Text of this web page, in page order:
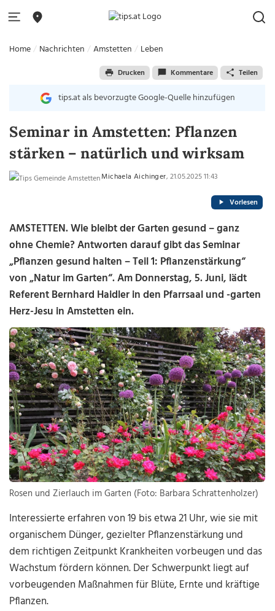
Home Nachrichten Amstetten Leben
Drucken Kommentare Teilen
tips.at als bevorzugte Google-Quelle hinzufügen
Seminar in Amstetten: Pflanzen
stärken – natürlich und wirksam
Michaela Aichinger, 21.05.2025 11:43
Vorlesen
AMSTETTEN. Wie bleibt der Garten gesund – ganz
ohne Chemie? Antworten darauf gibt das Seminar
„Pflanzen gesund halten – Teil 1: Pflanzenstärkung“
von „Natur im Garten“. Am Donnerstag, 5. Juni, lädt
Referent Bernhard Haidler in den Pfarrsaal und -garten
Herz-Jesu in Amstetten ein.
Rosen und Zierlauch im Garten (Foto: Barbara Schrattenholzer)
Interessierte erfahren von 19 bis etwa 21 Uhr, wie sie mit
organischem Dünger, gezielter Pflanzenstärkung und
dem richtigen Zeitpunkt Krankheiten vorbeugen und das
Wachstum fördern können. Der Schwerpunkt liegt auf
vorbeugenden Maßnahmen für Blüte, Ernte und kräftige
Pflanzen.